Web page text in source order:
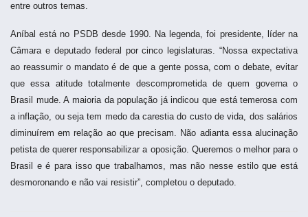
entre outros temas.
Aníbal está no PSDB desde 1990. Na legenda, foi presidente, líder na
Câmara e deputado federal por cinco legislaturas. “Nossa expectativa
ao reassumir o mandato é de que a gente possa, com o debate, evitar
que essa atitude totalmente descomprometida de quem governa o
Brasil mude. A maioria da população já indicou que está temerosa com
a inflação, ou seja tem medo da carestia do custo de vida, dos salários
diminuírem em relação ao que precisam. Não adianta essa alucinação
petista de querer responsabilizar a oposição. Queremos o melhor para o
Brasil e é para isso que trabalhamos, mas não nesse estilo que está
desmoronando e não vai resistir”, completou o deputado.